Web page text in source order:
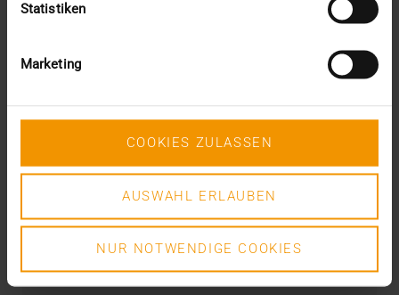
Statistiken
Marketing
COOKIES ZULASSEN
AUSWAHL ERLAUBEN
NUR NOTWENDIGE COOKIES
NEWS
Endlich gibt´s Geld
04.11.2020